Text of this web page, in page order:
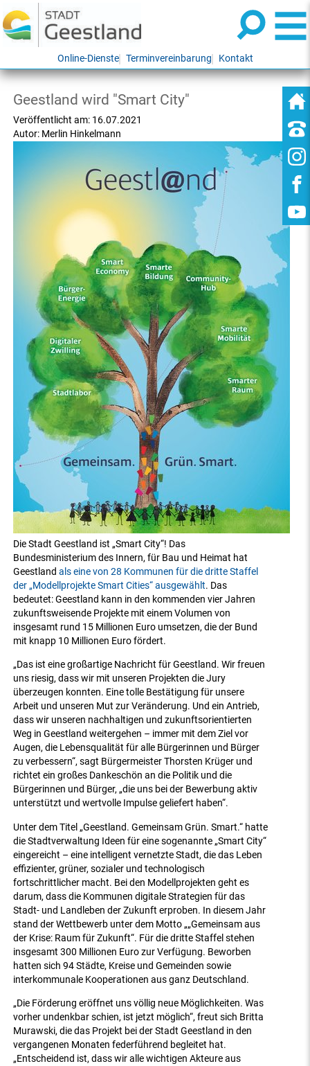
Online-Dienste Terminvereinbarung Kontakt
Geestland wird "Smart City"
Veröffentlicht am: 16.07.2021
Autor: Merlin Hinkelmann
Die Stadt Geestland ist „Smart City“! Das
Bundesministerium des Innern, für Bau und Heimat hat
Geestlandals eine von 28 Kommunen für die dritte Staffel
der „Modellprojekte Smart Cities“ ausgewählt. Das
bedeutet: Geestland kann in den kommenden vier Jahren
zukunftsweisende Projekte mit einem Volumen von
insgesamt rund 15 Millionen Euro umsetzen, die der Bund
mit knapp 10 Millionen Euro fördert.
„Das ist eine großartige Nachricht für Geestland. Wir freuen
uns riesig, dass wir mit unseren Projekten die Jury
überzeugen konnten. Eine tolle Bestätigung für unsere
Arbeit und unseren Mut zur Veränderung. Und ein Antrieb,
dass wir unseren nachhaltigen und zukunftsorientierten
Weg in Geestland weitergehen – immer mit dem Ziel vor
Augen, die Lebensqualität für alle Bürgerinnen und Bürger
zu verbessern“, sagt Bürgermeister Thorsten Krüger und
richtet ein großes Dankeschön an die Politik und die
Bürgerinnen und Bürger, „die uns bei der Bewerbung aktiv
unterstützt und wertvolle Impulse geliefert haben“.
Unter dem Titel „Geestland. Gemeinsam Grün. Smart.“ hatte
die Stadtverwaltung Ideen für eine sogenannte „Smart City“
eingereicht – eine intelligent vernetzte Stadt, die das Leben
effizienter, grüner, sozialer und technologisch
fortschrittlicher macht. Bei den Modellprojekten geht es
darum, dass die Kommunen digitale Strategien für das
Stadt- und Landleben der Zukunft erproben. In diesem Jahr
stand der Wettbewerb unter dem Motto „„Gemeinsam aus
der Krise: Raum für Zukunft“. Für die dritte Staffel stehen
insgesamt 300 Millionen Euro zur Verfügung. Beworben
hatten sich 94 Städte, Kreise und Gemeinden sowie
interkommunale Kooperationen aus ganz Deutschland.
„Die Förderung eröffnet uns völlig neue Möglichkeiten. Was
vorher undenkbar schien, ist jetzt möglich“, freut sich Britta
Murawski, die das Projekt bei der Stadt Geestland in den
vergangenen Monaten federführend begleitet hat.
„Entscheidend ist, dass wir alle wichtigen Akteure aus